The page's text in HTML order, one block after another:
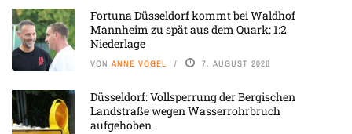
Fortuna Düsseldorf kommt bei Waldhof
Mannheim zu spät aus dem Quark: 1:2
Niederlage
VON ANNE VOGEL 7. AUGUST 2026
Düsseldorf: Vollsperrung der Bergischen
Landstraße wegen Wasserrohrbruch
aufgehoben